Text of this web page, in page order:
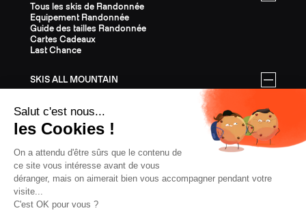
Tous les skis de Randonnée
Equipement Randonnée
Guide des tailles Randonnée
Cartes Cadeaux
Last Chance
SKIS ALL MOUNTAIN
Guide des tailles All Mountain
Cartes Cadeaux
Last Chance
ÉQUIPEMENT
Tout l'Équipement
Casques
Fixations
Bâtons